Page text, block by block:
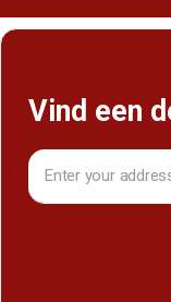
Vind een